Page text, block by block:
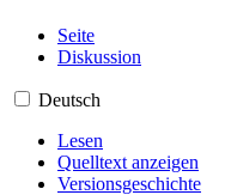
Seite
Diskussion
Deutsch
Lesen
Quelltext anzeigen
Versionsgeschichte